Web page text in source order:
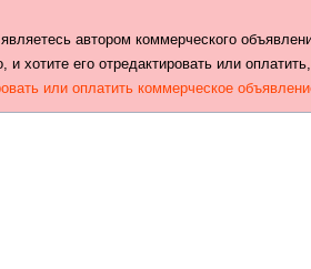
автором коммерческого
и хотите его отредактировать или
или оплатить коммерческое